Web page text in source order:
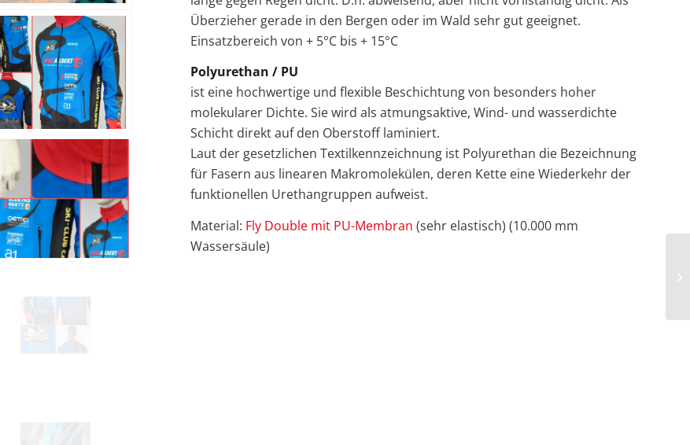
Überzieher gerade in den Bergen oder im Wald sehr gut geeignet.
Einsatzbereich von + 5°C bis + 15°C
Polyurethan / PU
ist eine hochwertige und flexible Beschichtung von besonders hoher
molekularer Dichte. Sie wird als atmungsaktive, Wind- und wasserdichte
Schicht direkt auf den Oberstoff laminiert.
Laut der gesetzlichen Textilkennzeichnung ist Polyurethan die Bezeichnung
für Fasern aus linearen Makromolekülen, deren Kette eine Wiederkehr der
funktionellen Urethangruppen aufweist.
Material: Fly Double mit PU-Membran (sehr elastisch) (10.000 mm
Wassersäule)